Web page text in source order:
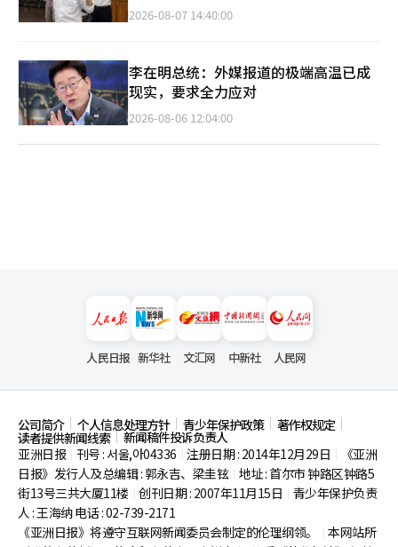
2026-08-07 14:40:00
李在明总统：外媒报道的极端高温已成
现实，要求全力应对
2026-08-06 12:04:00
人民日报 新华社 文汇网 中新社 人民网
公司简介 个人信息处理方针 青少年保护政策 著作权规定
读者提供新闻线索
新闻稿件投诉负责人
亚洲日报
刊号 : 서울,아04336 注册日期 : 2014年12月29日
《亚洲
日报》发行人及总编辑 : 郭永吉、梁圭铉 地址 : 首尔市钟路区钟路5
街13号三共大厦11楼 创刊日期 : 2007年11月15日
青少年保护负责
人 : 王海纳 电话 : 02-739-2171
《亚洲日报》将遵守互联网新闻委员会制定的伦理纲领。
本网站所